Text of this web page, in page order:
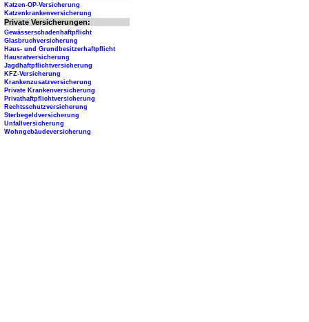
Katzen-OP-Versicherung
Katzenkrankenversicherung
Private Versicherungen:
Gewässerschadenhaftpflicht
Glasbruchversicherung
Haus- und Grundbesitzerhaftpflicht
Hausratversicherung
Jagdhaftpflichtversicherung
KFZ-Versicherung
Krankenzusatzversicherung
Private Krankenversicherung
Privathaftpflichtversicherung
Rechtsschutzversicherung
Sterbegeldversicherung
Unfallversicherung
Wohngebäudeversicherung